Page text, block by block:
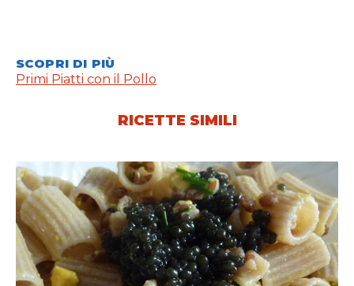
SCOPRI DI PIÙ
Primi Piatti con il Pollo
RICETTE SIMILI